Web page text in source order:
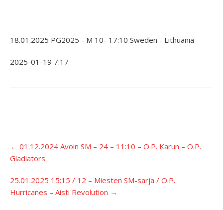
18.01.2025 PG2025 - M 10- 17:10 Sweden - Lithuania
2025-01-19 7:17
navigacija
← 01.12.2024 Avoin SM – 24 – 11:10 – O.P. Karun – O.P.
Gladiators
25.01.2025 15:15 / 12 – Miesten SM-sarja / O.P.
Hurricanes – Aisti Revolution →